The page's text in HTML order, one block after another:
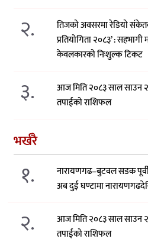
२.
तिजको अवसरमा रेडियो
प्रतियोगिता २०८३’ :
केवलकारको निःशुल्क टिकट
३.
आज मिति २०८३ साल साउन
तपाईको राशिफल
भर्खरै
१.
नारायणगढ–बुटवल सडक
अब दुई घण्टामा
२.
आज मिति २०८३ साल साउन
तपाईको राशिफल